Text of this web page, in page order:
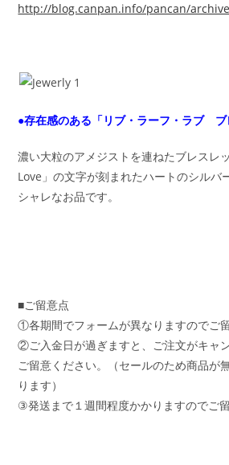
http://blog.canpan.info/pancan/
●存在感のある「リブ・ラーフ・ラブ ブ
濃い大粒のアメジストを連ねたブレスレ
Love」の文字が刻まれたハートのシルバ
シャレなお品です。
■ご留意点
①各期間でフォームが異なりますのでご留
②ご入金日が過ぎますと、ご注文がキャ
ご留意ください。（セールのため商品が
ります）
③発送まで１週間程度かかりますのでご留